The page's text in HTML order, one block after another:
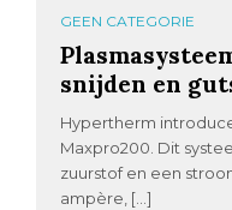
GEEN CATEGORIE
snijden en
Hypertherm
Maxpro200. Dit
zuurstof en een
ampère, […]